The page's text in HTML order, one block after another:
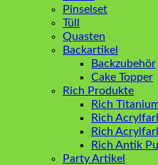
Pinselset
Tüll
Quasten
Backartikel
Backzubehör
Cake Topper
Rich Produkte
Rich
Rich
Rich
Rich Antik
Party Artikel